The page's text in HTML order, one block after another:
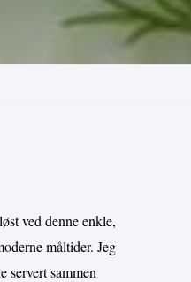
ved denne enkle,
måltider. Jeg
servert sammen